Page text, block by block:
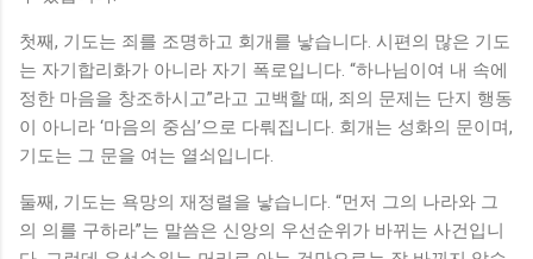
첫째, 기도는 죄를 조명하고 회개를 낳습니다. 시편의 많은 기도
는 자기합리화가 아니라 자기 폭로입니다. “하나님이여 내 속에
정한 마음을 창조하시고”라고 고백할 때, 죄의 문제는 단지 행동
이 아니라 ‘마음의 중심’으로 다뤄집니다. 회개는 성화의 문이며,
기도는 그 문을 여는 열쇠입니다.
둘째, 기도는 욕망의 재정렬을 낳습니다. “먼저 그의 나라와 그
의 의를 구하라”는 말씀은 신앙의 우선순위가 바뀌는 사건입니